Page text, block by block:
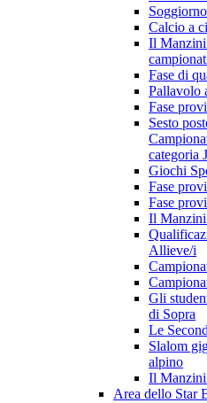
Calcio a
Il Manzini
Fase di
Pallavolo
Fase
Sesto
categoria
Giochi
Fase
Fase
Il
Allieve/i
Gli
di Sopra
Le
Slalom
alpino
Il Manzini
Area dello Star